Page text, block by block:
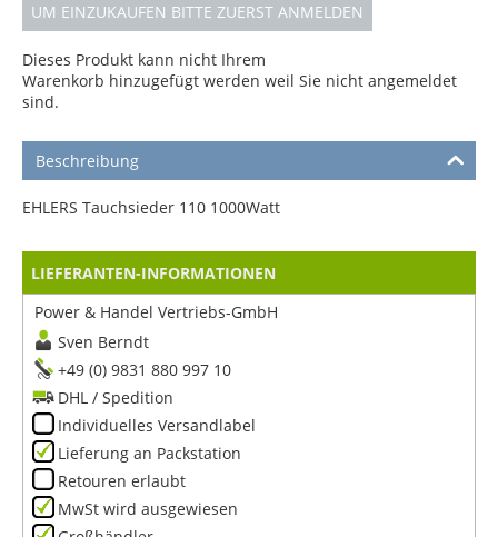
UM EINZUKAUFEN BITTE ZUERST ANMELDEN
Dieses Produkt kann nicht Ihrem
Warenkorb hinzugefügt werden weil Sie nicht angemeldet
sind.
Beschreibung
EHLERS Tauchsieder 110 1000Watt
LIEFERANTEN-INFORMATIONEN
Power & Handel Vertriebs-GmbH
Sven Berndt
+49 (0) 9831 880 997 10
DHL / Spedition
Individuelles Versandlabel
Lieferung an Packstation
Retouren erlaubt
MwSt wird ausgewiesen